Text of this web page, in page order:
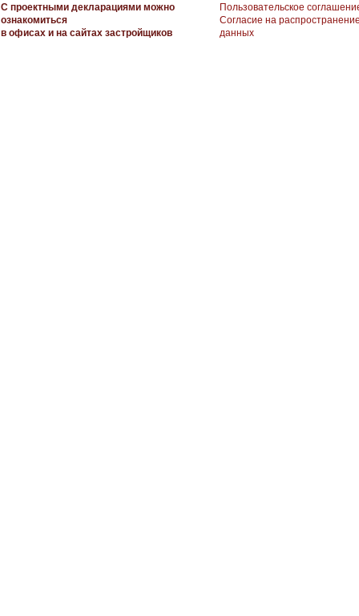
С проектными декларациями можно
ознакомиться
в офисах и на сайтах застройщиков
Пользовательское
Согласие на
данных